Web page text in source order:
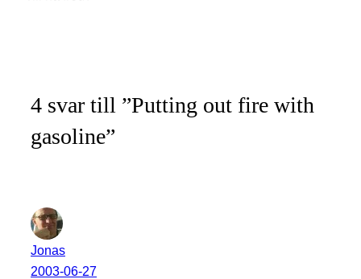
4 svar till ”Putting out fire with
gasoline”
Jonas
2003-06-27